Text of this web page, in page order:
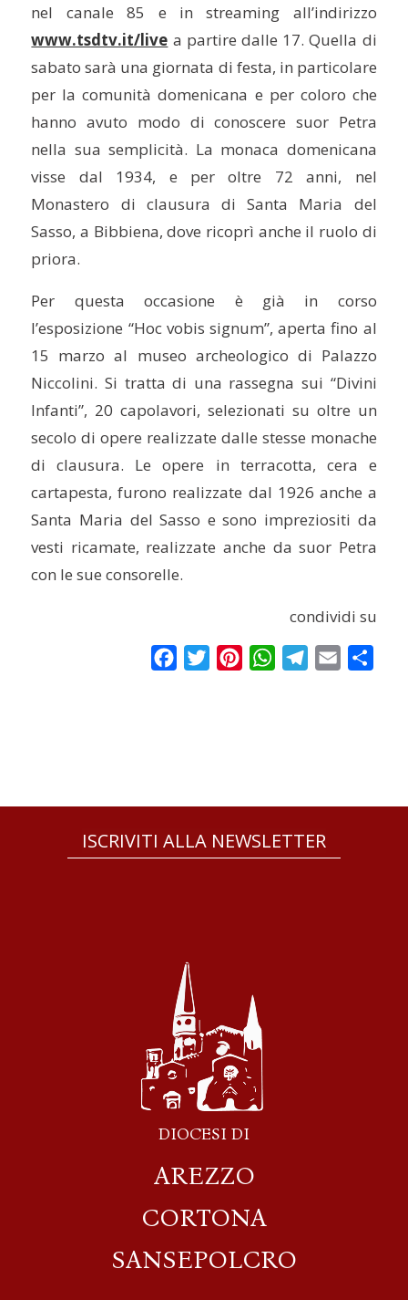
nel canale 85 e in streaming all’indirizzo
www.tsdtv.it/live a partire dalle 17. Quella di
sabato sarà una giornata di festa, in particolare
per la comunità domenicana e per coloro che
hanno avuto modo di conoscere suor Petra
nella sua semplicità. La monaca domenicana
visse dal 1934, e per oltre 72 anni, nel
Monastero di clausura di Santa Maria del
Sasso, a Bibbiena, dove ricoprì anche il ruolo di
priora.
Per questa occasione è già in corso
l’esposizione “Hoc vobis signum”, aperta fino al
15 marzo al museo archeologico di Palazzo
Niccolini. Si tratta di una rassegna sui “Divini
Infanti”, 20 capolavori, selezionati su oltre un
secolo di opere realizzate dalle stesse monache
di clausura. Le opere in terracotta, cera e
cartapesta, furono realizzate dal 1926 anche a
Santa Maria del Sasso e sono impreziositi da
vesti ricamate, realizzate anche da suor Petra
con le sue consorelle.
condividi su
FacebookTwitterPinterestWhatsAppTelegram
Email
ISCRIVITI ALLA NEWSLETTER
DIOCESI DI
AREZZO
CORTONA
SANSEPOLCRO